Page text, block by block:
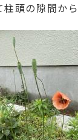
頭の隙間から